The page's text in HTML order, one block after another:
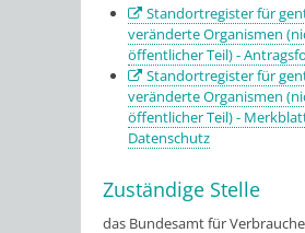
Standortregister für
veränderte Organismen
öffentlicher Teil) -
Standortregister für
veränderte Organismen
öffentlicher Teil) -
Datenschutz
Zuständige Stelle
das Bundesamt für